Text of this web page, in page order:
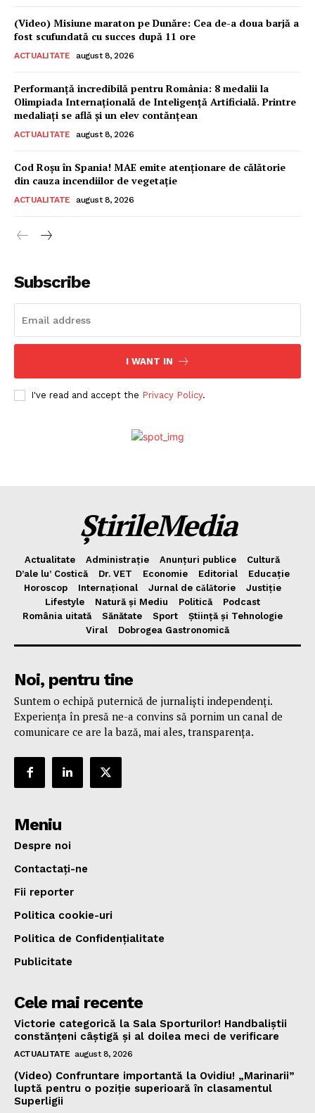
(Video) Misiune maraton pe Dunăre: Cea de-a doua barjă a
fost scufundată cu succes după 11 ore
ACTUALITATE august 8, 2026
Performanță incredibilă pentru România: 8 medalii la
Olimpiada Internațională de Inteligență Artificială. Printre
medaliați se află și un elev contănțean
ACTUALITATE august 8, 2026
Cod Roșu în Spania! MAE emite atenționare de călătorie
din cauza incendiilor de vegetație
ACTUALITATE august 8, 2026
Subscribe
I WANT IN
I've read and accept the Privacy Policy.
ȘtirileMedia
Actualitate Administrație Anunțuri publice
Cultură
D’ale lu’ Costică
Dr. VET Economie Editorial
Educație
Horoscop
Internațional Jurnal de cǎlǎtorie
Justiție
Lifestyle
Natură și Mediu Politică
Podcast
România uitată
Sănătate Sport
Știință și Tehnologie
Viral
Dobrogea Gastronomică
Noi, pentru tine
Suntem o echipă puternică de jurnaliști independenți.
Experiența în presă ne-a convins să pornim un canal de
comunicare ce are la bază, mai ales, transparența.
Meniu
Despre noi
Contactați-ne
Fii reporter
Politica cookie-uri
Politica de Confidențialitate
Publicitate
Cele mai recente
Victorie categorică la Sala Sporturilor! Handbaliștii
constănțeni câștigă și al doilea meci de verificare
ACTUALITATE august 8, 2026
(Video) Confruntare importantă la Ovidiu! „Marinarii”
luptă pentru o poziție superioară în clasamentul
Superligii